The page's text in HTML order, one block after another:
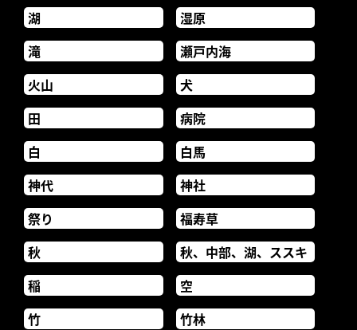
湖
湿原
滝
瀬戸内海
火山
犬
田
病院
白
白馬
神代
神社
祭り
福寿草
秋
秋、中部、湖、ススキ
稲
空
竹
竹林